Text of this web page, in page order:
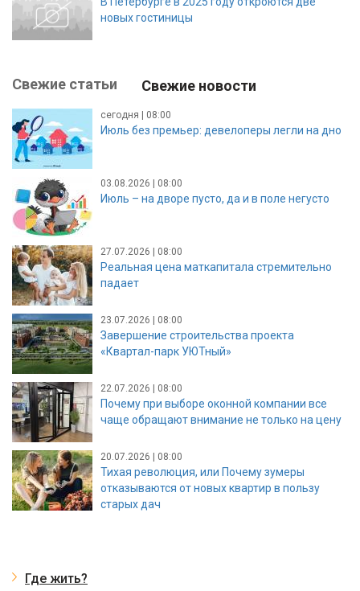
новых гостиницы
Свежие статьи Свежие новости
сегодня | 08:00
Июль без премьер: девелоперы легли на дно
03.08.2026 | 08:00
Июль – на дворе пусто, да и в поле негусто
27.07.2026 | 08:00
Реальная цена маткапитала стремительно
падает
23.07.2026 | 08:00
Завершение строительства проекта
«Квартал-парк УЮТный»
22.07.2026 | 08:00
Почему при выборе оконной компании все
чаще обращают внимание не только на цену
20.07.2026 | 08:00
Тихая революция, или Почему зумеры
отказываются от новых квартир в пользу
старых дач
Где жить?